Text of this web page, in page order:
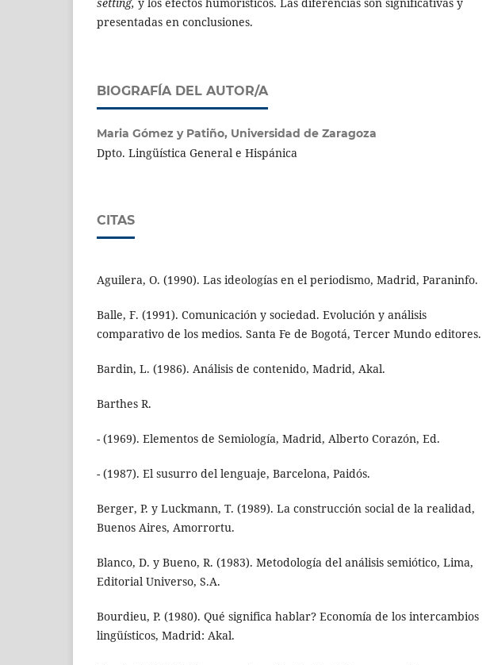
presentadas en conclusiones.
BIOGRAFÍA DEL AUTOR/A
Maria Gómez y Patiño, Universidad de Zaragoza
Dpto. Lingüística General e Hispánica
CITAS
Aguilera, O. (1990). Las ideologías en el periodismo, Madrid, Paraninfo.
Balle, F. (1991). Comunicación y sociedad. Evolución y análisis
comparativo de los medios. Santa Fe de Bogotá, Tercer Mundo editores.
Bardin, L. (1986). Análisis de contenido, Madrid, Akal.
Barthes R.
- (1969). Elementos de Semiología, Madrid, Alberto Corazón, Ed.
- (1987). El susurro del lenguaje, Barcelona, Paidós.
Berger, P. y Luckmann, T. (1989). La construcción social de la realidad,
Buenos Aires, Amorrortu.
Blanco, D. y Bueno, R. (1983). Metodología del análisis semiótico, Lima,
Editorial Universo, S.A.
Bourdieu, P. (1980). Qué significa hablar? Economía de los intercambios
lingüísticos, Madrid: Akal.